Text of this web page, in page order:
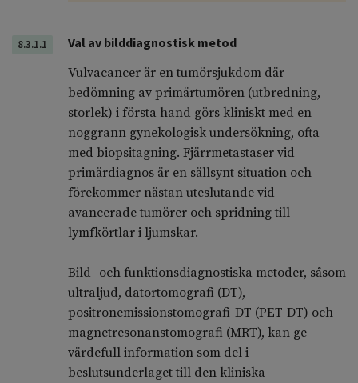
8.3.1.1
Val av bilddiagnostisk metod
Vulvacancer är en tumörsjukdom där
bedömning av primärtumören (utbredning,
storlek) i första hand görs kliniskt med en
noggrann gynekologisk undersökning, ofta
med biopsitagning. Fjärrmetastaser vid
primärdiagnos är en sällsynt situation och
förekommer nästan uteslutande vid
avancerade tumörer och spridning till
lymfkörtlar i ljumskar.
Bild- och funktionsdiagnostiska metoder, såsom
ultraljud, datortomografi (DT),
positronemissionstomografi-DT (PET-DT) och
magnetresonanstomografi (MRT), kan ge
värdefull information som del i
beslutsunderlaget till den kliniska